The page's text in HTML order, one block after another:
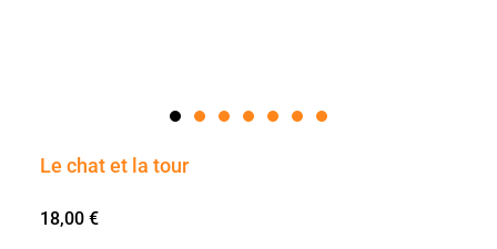
Le chat et la tour
18,00 €